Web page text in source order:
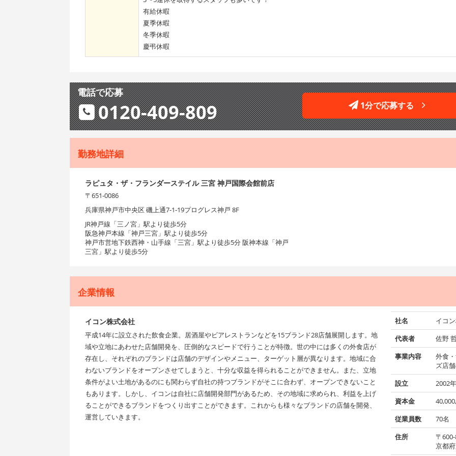
有給休暇
夏季休暇
冬季休暇
慶弔休暇
電話で応募
0120-409-809 1分で応募する
勤務地詳細
ラピュタ・ザ・フランダーステイル 三宮 神戸国際会館前店
〒651-0086
兵庫県神戸市中央区 磯上通7-1-19プログレス神戸 8F
JR神戸線「三ノ宮」駅より徒歩5分
阪急神戸本線「神戸三宮」駅より徒歩5分
神戸市営地下鉄西神・山手線「三宮」駅より徒歩5分 阪神本線「神戸
三宮」駅より徒歩5分
企業情報
イコン株式会社
平成14年に設立された飲食企業。居酒屋やビアレストランなどを15ブランド28店舗展開します。地
域や立地にあわせた店舗開発を、圧倒的なスピードで行うことが特徴。世の中には多くの外食店が
存在し、それぞれのブランドは店舗のデザインやメニュー、ターゲット層が異なります。地域に合
わないブランドをオープンさせてしまうと、十分な収益を得られることができません。また、立地
条件がよい土地があるのにも関わらず自社の持つブランドがそこに合わず、オープンできないこと
もあります。しかし、イコンは自社に店舗開発部門があるため、その地域に求められ、利益を上げ
ることができるブランドをつくり出すことができます。これからも様々なブランドの店舗を開発、
運営していきます。
社名
イコ
代表者
佐野
事業内容
外食
ズ店
設立
2002年
資本金
従業員数
70名
住所
〒
京都